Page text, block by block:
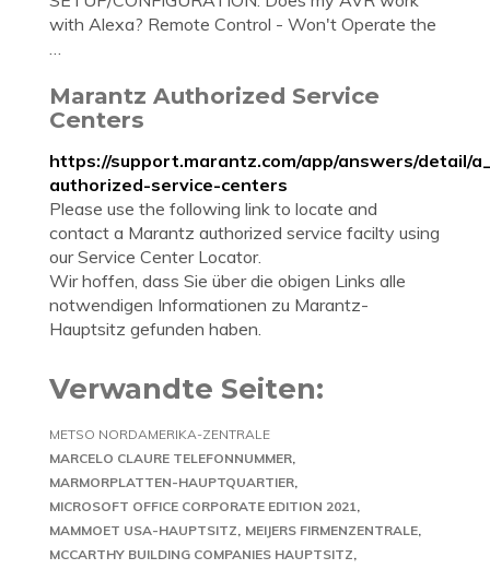
with Alexa? Remote Control - Won't Operate the
…
Marantz Authorized Service
Centers
https://support.marantz.com/app/answers/detail/
authorized-service-centers
Please use the following link to locate and
contact a Marantz authorized service facilty using
our Service Center Locator.
Wir hoffen, dass Sie über die obigen Links alle
notwendigen Informationen zu Marantz-
Hauptsitz gefunden haben.
Verwandte Seiten:
METSO NORDAMERIKA-ZENTRALE
MARCELO CLAURE TELEFONNUMMER
MARMORPLATTEN-HAUPTQUARTIER
MICROSOFT OFFICE CORPORATE EDITION 2021
MAMMOET USA-HAUPTSITZ MEIJERS FIRMENZENTRALE
MCCARTHY BUILDING COMPANIES HAUPTSITZ